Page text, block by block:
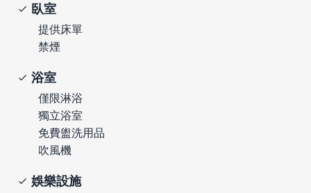
臥室
提供床單
禁煙
浴室
僅限淋浴
獨立浴室
免費盥洗用品
吹風機
娛樂設施